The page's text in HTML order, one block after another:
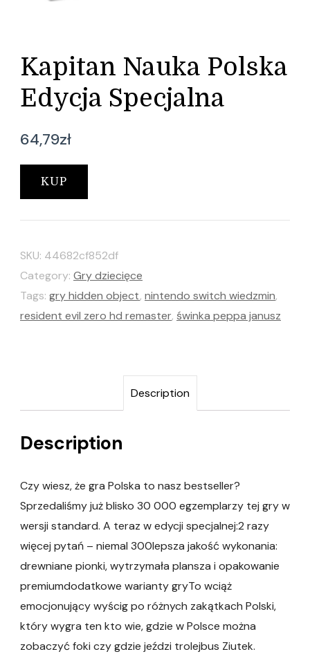
Kapitan Nauka Polska
Edycja Specjalna
64,79zł
KUP
SKU: 44682cf852df
Category: Gry dziecięce
Tags: gry hidden object, nintendo switch wiedzmin,
resident evil zero hd remaster, świnka peppa janusz
Description
Description
Czy wiesz, że gra Polska to nasz bestseller?
Sprzedaliśmy już blisko 30 000 egzemplarzy tej gry w
wersji standard. A teraz w edycji specjalnej:2 razy
więcej pytań – niemal 300lepsza jakość wykonania:
drewniane pionki, wytrzymała plansza i opakowanie
premiumdodatkowe warianty gryTo wciąż
emocjonujący wyścig po różnych zakątkach Polski,
który wygra ten kto wie, gdzie w Polsce można
zobaczyć foki czy gdzie jeździ trolejbus Ziutek.